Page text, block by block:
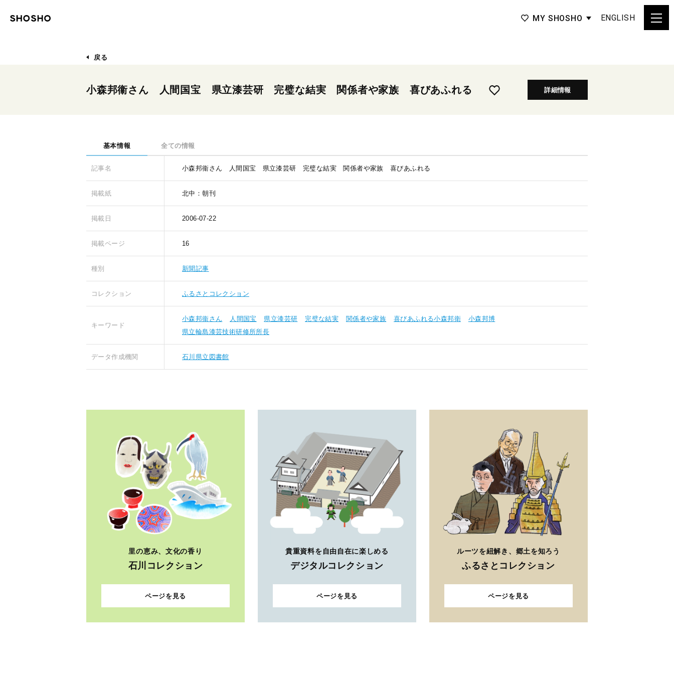
MY SHOSHO ENGLISH
戻る
小森邦衞さん 人間国宝 県立漆芸研 完璧な結実 関係者や家族 喜びあふれる 詳細情報
基本情報 全ての情報
記事名 小森邦衞さん 人間国宝 県立漆芸研 完璧な結実 関係者や家族 喜びあふれる
掲載紙 北中：朝刊
掲載日 2006-07-22
掲載ページ 16
種別 新聞記事
コレクション ふるさとコレクション
キーワード
小森邦衞さん 人間国宝 県立漆芸研 完璧な結実 関係者や家族 喜びあふれる小森邦衛
小森邦博
県立輪島漆芸技術研修所所長
データ作成機関 石川県立図書館
里の恵み、文化の香り
石川コレクション
ページを見る
貴重資料を自由自在に楽しめる
デジタルコレクション
ページを見る
ルーツを紐解き、郷土を知ろう
ふるさとコレクション
ページを見る